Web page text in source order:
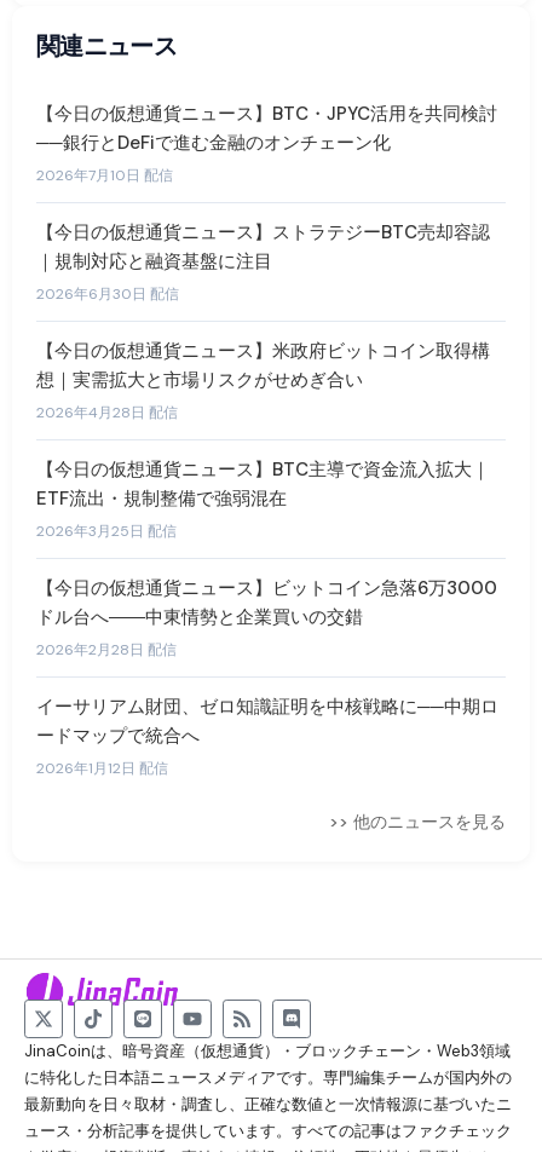
関連ニュース
【今日の仮想通貨ニュース】BTC・JPYC活用を共同検討
──銀行とDeFiで進む金融のオンチェーン化
2026年7月10日 配信
【今日の仮想通貨ニュース】ストラテジーBTC売却容認
｜規制対応と融資基盤に注目
2026年6月30日 配信
【今日の仮想通貨ニュース】米政府ビットコイン取得構
想｜実需拡大と市場リスクがせめぎ合い
2026年4月28日 配信
【今日の仮想通貨ニュース】BTC主導で資金流入拡大｜
ETF流出・規制整備で強弱混在
2026年3月25日 配信
【今日の仮想通貨ニュース】ビットコイン急落6万3000
ドル台へ――中東情勢と企業買いの交錯
2026年2月28日 配信
イーサリアム財団、ゼロ知識証明を中核戦略に──中期ロ
ードマップで統合へ
2026年1月12日 配信
>> 他のニュースを見る
JinaCoinは、暗号資産（仮想通貨）・ブロックチェーン・Web3領域
に特化した日本語ニュースメディアです。専門編集チームが国内外の
最新動向を日々取材・調査し、正確な数値と一次情報源に基づいたニ
ュース・分析記事を提供しています。すべての記事はファクチェック